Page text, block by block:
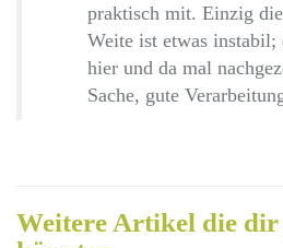
praktisch mit. Einzig
Weite ist etwas instabil;
hier und da mal
Sache, gute
Weitere Artikel die dir